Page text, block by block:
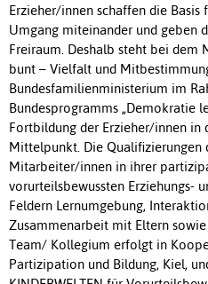
Erzieher/innen schaffen die
Umgang miteinander und geben
Freiraum. Deshalb steht bei dem
bunt – Vielfalt und
Bundesfamilienministerium im
Bundesprogramms „Demokratie
Fortbildung der Erzieher/innen in
Mittelpunkt. Die Qualifizierungen
Mitarbeiter/innen in ihrer
vorurteilsbewussten Erziehungs-
Feldern Lernumgebung,
Zusammenarbeit mit Eltern
Team/ Kollegium erfolgt in
Partizipation und Bildung, Kiel,